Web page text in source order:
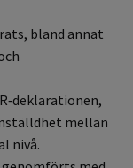
bland annat
mellan
nivå.